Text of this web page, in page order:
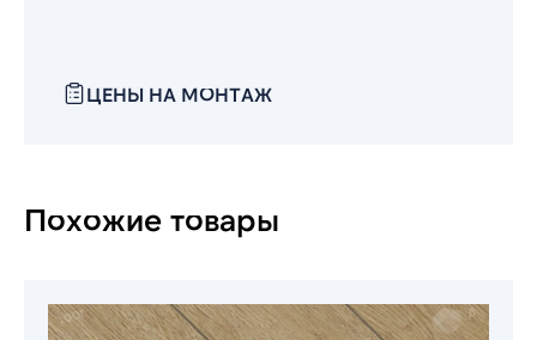
ЦЕНЫ НА МОНТАЖ
Похожие товары